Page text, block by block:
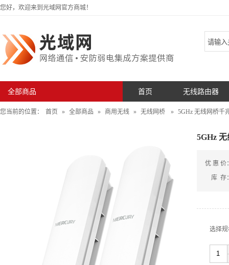
您好，欢迎来到光域网官方商城！
首页 无线路由器
全部商品
您当前的位置： 首页 » 全部商品 » 商用无线 » 无线网桥 » 5GHz 无线网桥千
5GHz
优 惠 价
库 存
选择